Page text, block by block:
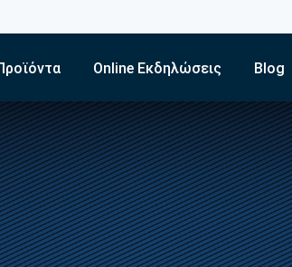
Online Εκδηλώσεις Blog